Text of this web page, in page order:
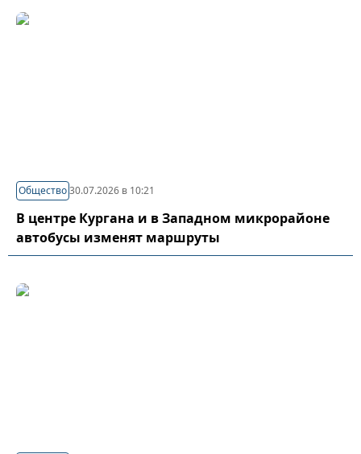
Общество30.07.2026 в 10:21
В центре Кургана и в Западном микрорайоне
автобусы изменят маршруты